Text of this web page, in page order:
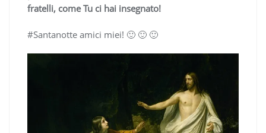
fratelli, come Tu ci hai insegnato!
#Santanotte amici miei! 🙂 🙂 🙂